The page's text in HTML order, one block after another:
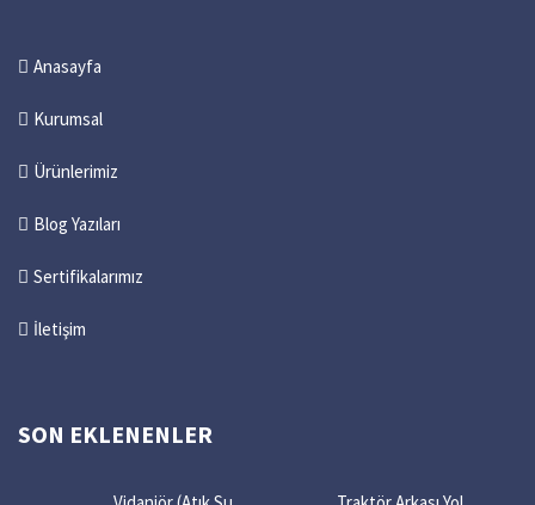
Anasayfa
Kurumsal
Ürünlerimiz
Blog Yazıları
Sertifikalarımız
İletişim
SON EKLENENLER